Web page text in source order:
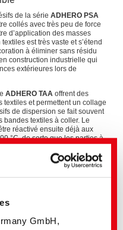
GmbH,
de la série ADHERO PSA
collés avec très peu de force
d’application des masses
est très vaste et s’étend
à éliminer sans résidu
construction industrielle qui
extérieures lors de
ADHERO TAA offrent des
et permettent un collage
de dispersion se fait souvent
bandes textiles à coller. Le
réactivé ensuite déjà aux
°C, de sorte que les parties à
de réticulation appropriés des
peuvent être obtenus.